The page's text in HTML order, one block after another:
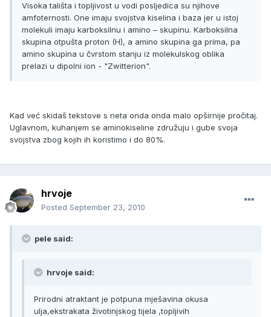
Visoka tališta i topljivost u vodi posljedica su njihove
amfoternosti. One imaju svojstva kiselina i baza jer u istoj
molekuli imaju karboksilnu i amino – skupinu. Karboksilna
skupina otpušta proton (H), a amino skupina ga prima, pa
amino skupina u čvrstom stanju iz molekulskog oblika
prelazi u dipolni ion - "Zwitterion".
Kad već skidaš tekstove s neta onda onda malo opširnije pročitaj.
Uglavnom, kuhanjem se aminokiseline združuju i gube svoja
svojstva zbog kojih ih koristimo i do 80%.
hrvoje
Posted September 23, 2010
pele said:
hrvoje said:
Prirodni atraktant je potpuna mješavina okusa
ulja,ekstrakata životinjskog tijela ,topljivih